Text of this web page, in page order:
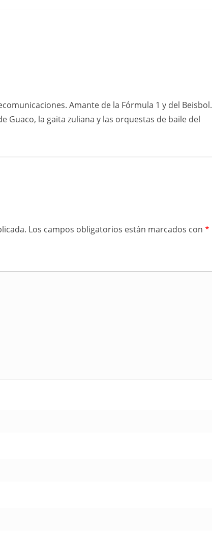
Amante de la Fórmula 1 y del Beisbol.
Guaco, la gaita zuliana y las orquestas de baile del
Los campos obligatorios están marcados con *